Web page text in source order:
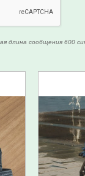
длина сообщения 600